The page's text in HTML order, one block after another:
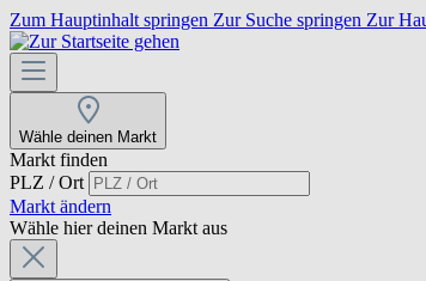
Zum Hauptinhalt springen Zur Suche springen Zur
Wähle deinen Markt
Markt finden
PLZ / Ort
Markt ändern
Wähle hier deinen Markt aus